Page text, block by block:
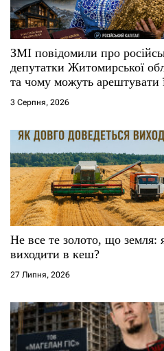
и
с
і
в
ЗМІ повідомили про
депутатки Житомирської
та чому можуть арештувати
3 Серпня, 2026
Не все те золото, що земля:
виходити в кеш?
27 Липня, 2026